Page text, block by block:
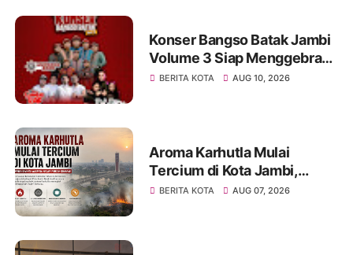
Konser Bangso Batak Jambi
Volume 3 Siap Menggebrak!
Menampilkan Marsada Band,
BERITA KOTA AUG 10, 2026
Aroma Karhutla Mulai
Tercium di Kota Jambi,
Warga Diminta Waspada
BERITA KOTA AUG 07, 2026